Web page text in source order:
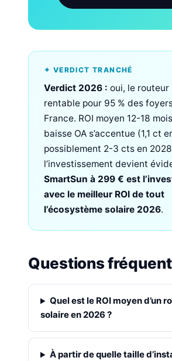
✦ VERDICT TRANCHÉ
Verdict 2026 : oui, le routeur
rentable pour 95 % des
France. ROI moyen 12-18
baisse OA s’accentue (1,1 ct
possiblement 2-3 cts en
l’investissement devient
SmartSun à 299 € est
avec le meilleur ROI de tout
l’écosystème solaire 2026.
Questions
Quel est le ROI moyen d’un
solaire en 2026 ?
À partir de quelle taille